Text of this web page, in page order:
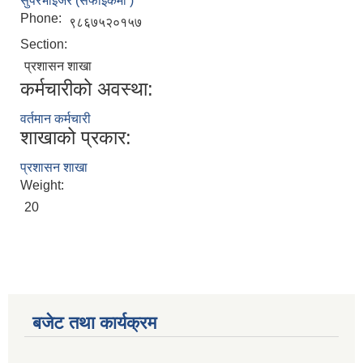
Phone:
९८६७५२०१५७
Section:
प्रशासन शाखा
कर्मचारीको अवस्था:
वर्तमान कर्मचारी
शाखाको प्रकार:
प्रशासन शाखा
Weight:
20
बजेट तथा कार्यक्रम